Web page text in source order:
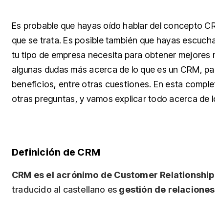
Es probable que hayas oído hablar del concepto
que se trata. Es posible también que hayas
tu tipo de empresa necesita para obtener mejores
algunas dudas más acerca de lo que es un CRM,
beneficios, entre otras cuestiones. En esta
otras preguntas, y vamos explicar todo acerca de
Definición de CRM
CRM es el acrónimo de Customer Relationship
traducido al castellano es gestión de relaciones